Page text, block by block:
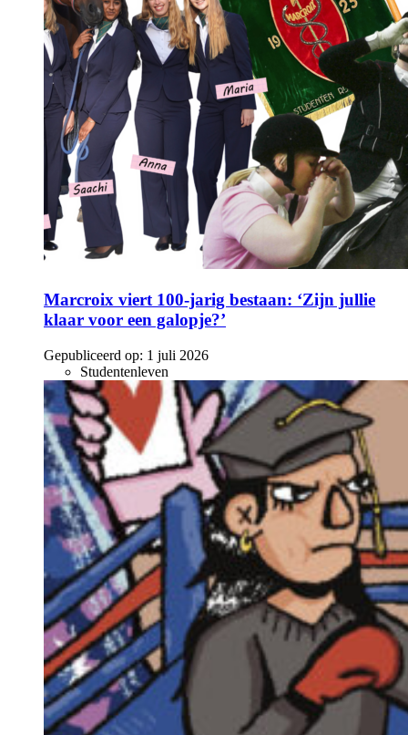
Marcroix viert 100-jarig bestaan: ‘Zijn jullie
klaar voor een galopje?’
Gepubliceerd op: 1 juli 2026
Studentenleven